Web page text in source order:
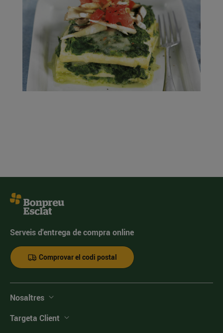
Serveis d'entrega de compra online
Comprovar el codi postal
Nosaltres
Targeta Client